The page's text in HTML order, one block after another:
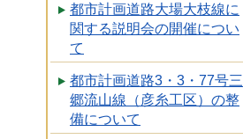
都市計画道路大場大枝線に
関する説明会の開催につい
て
都市計画道路3・3・77号三
郷流山線（彦糸工区）の整
備について